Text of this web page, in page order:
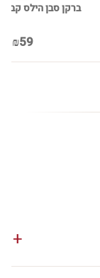
ברקן סבן הילס
₪59